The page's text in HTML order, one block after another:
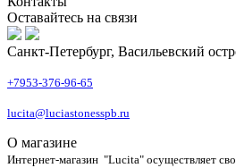
Оставайтесь на связи
Санкт-Петербург, Васильевский
+7953-376-96-65
lucita@luciastonesspb.ru
О магазине
Интернет-магазин "Lucita" осуществляет